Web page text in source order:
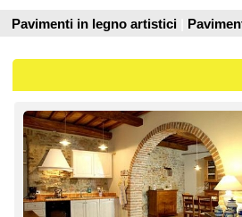
Rivestimenti Murali MOUSSE BIO-
PRUF. Una vastissima scelta di varianti
disegno e colore per ...
Liuni SpA